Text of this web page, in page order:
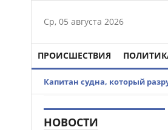
Ср, 05 августа 2026
ПРОИСШЕСТВИЯ
Капитан судна, который
НОВОСТИ